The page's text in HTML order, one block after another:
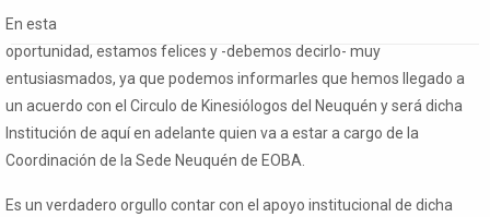
En esta
oportunidad, estamos felices y -debemos decirlo- muy
entusiasmados, ya que podemos informarles que hemos llegado a
un acuerdo con el Circulo de Kinesiólogos del Neuquén y será dicha
Institución de aquí en adelante quien va a estar a cargo de la
Coordinación de la Sede Neuquén de EOBA.
Es un verdadero orgullo contar con el apoyo institucional de dicha